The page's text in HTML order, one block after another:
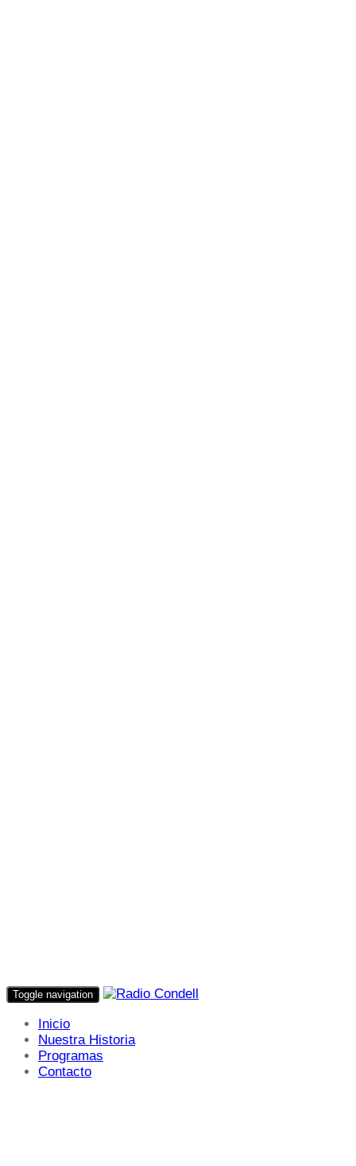
Toggle navigation
Inicio
Nuestra Historia
Programas
Contacto